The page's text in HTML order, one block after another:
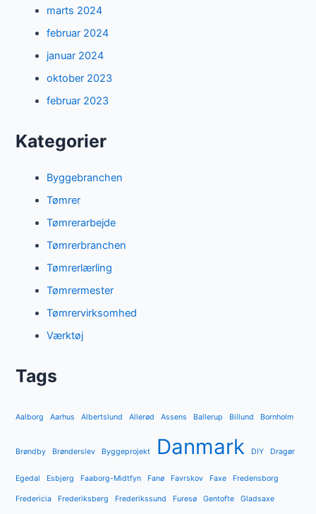
marts 2024
februar 2024
januar 2024
oktober 2023
februar 2023
Kategorier
Byggebranchen
Tømrer
Tømrerarbejde
Tømrerbranchen
Tømrerlærling
Tømrermester
Tømrervirksomhed
Værktøj
Tags
Aalborg Aarhus Albertslund Allerød Assens Ballerup Billund Bornholm
Brøndby Brønderslev Byggeprojekt Danmark DIY Dragør
Egedal Esbjerg Faaborg-Midtfyn Fanø Favrskov Faxe Fredensborg
Fredericia Frederiksberg Frederikssund Furesø Gentofte Gladsaxe